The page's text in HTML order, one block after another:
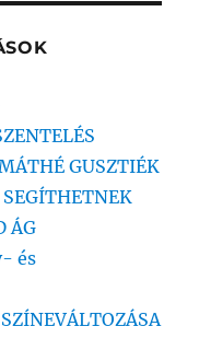
GUSZTIÉK
ÁG
és